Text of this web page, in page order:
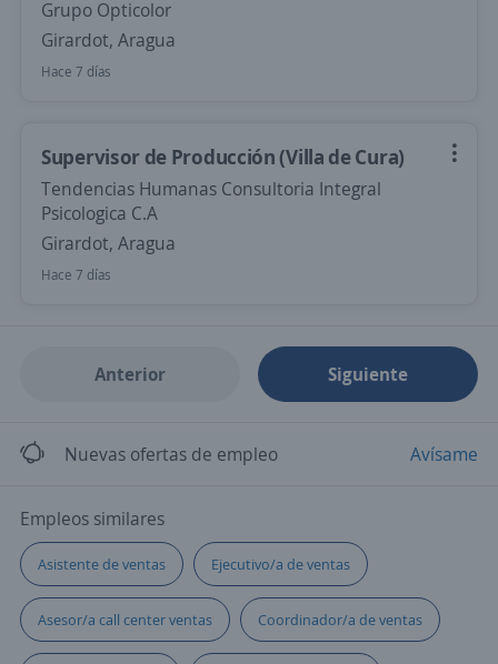
Grupo Opticolor
Girardot, Aragua
Hace 7 días
Supervisor de Producción (Villa de Cura)
Tendencias Humanas Consultoria Integral
Psicologica C.A
Girardot, Aragua
Hace 7 días
Anterior Siguiente
Nuevas ofertas de empleo Avísame
Empleos similares
Asistente de ventas Ejecutivo/a de ventas
Asesor/a call center ventas Coordinador/a de ventas